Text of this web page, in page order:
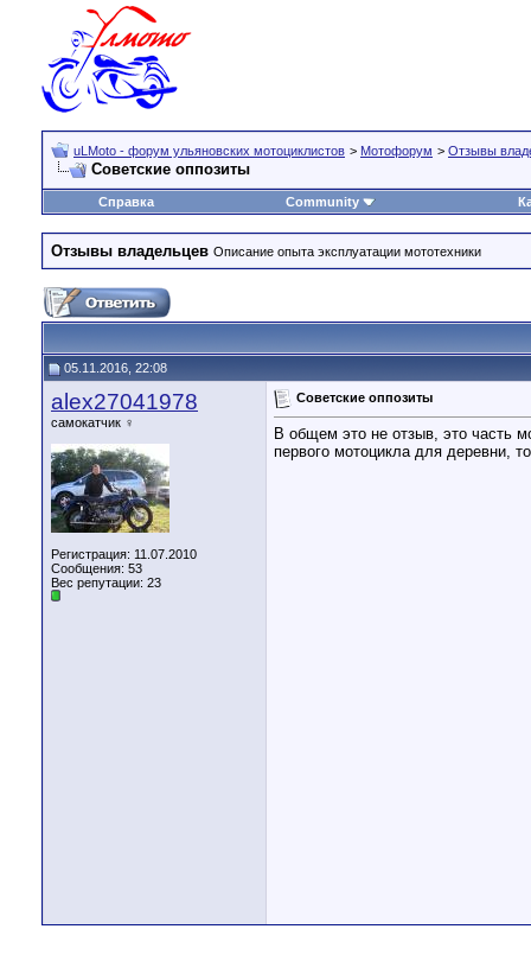
uLMoto - форум ульяновских мотоциклистов > Мотофорум > Отзывы
Советские оппозиты
Справка Community
Отзывы владельцев Описание опыта эксплуатации мототехники
05.11.2016, 22:08
alex27041978
самокатчик ♀
Регистрация: 11.07.2010
Сообщения: 53
Вес репутации: 23
Советские оппозиты
В общем это не отзыв, это часть
первого мотоцикла для деревни,